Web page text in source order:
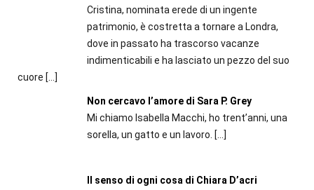
Cristina, nominata erede di un ingente
patrimonio, è costretta a tornare a Londra,
dove in passato ha trascorso vacanze
indimenticabili e ha lasciato un pezzo del suo
cuore […]
Non cercavo l’amore di Sara P. Grey
Mi chiamo Isabella Macchi, ho trent’anni, una
sorella, un gatto e un lavoro. […]
Il senso di ogni cosa di Chiara D’acri